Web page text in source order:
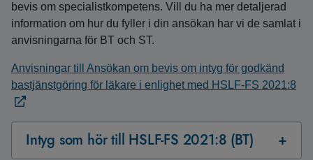
bevis om specialistkompetens. Vill du ha mer detaljerad
information om hur du fyller i din ansökan har vi de samlat i
anvisningarna för BT och ST.
Anvisningar till Ansökan om bevis om intyg för godkänd
bastjänstgöring för läkare i enlighet med HSLF-FS 2021:8
Intyg som hör till HSLF-FS 2021:8 (BT)